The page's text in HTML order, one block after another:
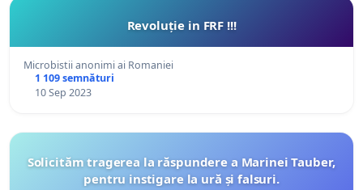
Revoluție in FRF !!!
Microbistii anonimi ai Romaniei
1 109 semnături
10 Sep 2023
Solicităm tragerea la răspundere a Marinei Tauber,
pentru instigare la ură și falsuri.